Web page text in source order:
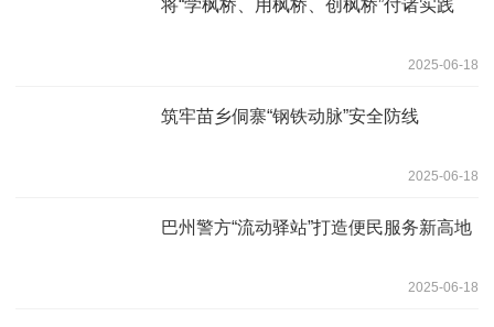
将“学枫桥、用枫桥、创枫桥”付诸实践
2025-06-18
筑牢苗乡侗寨“钢铁动脉”安全防线
2025-06-18
巴州警方“流动驿站”打造便民服务新高地
2025-06-18